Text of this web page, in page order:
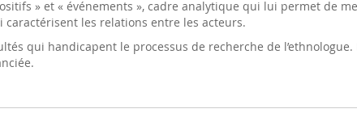
» et « événements », cadre analytique qui lui permet de
les relations entre les acteurs.
qui handicapent le processus de recherche de l’ethnologue.